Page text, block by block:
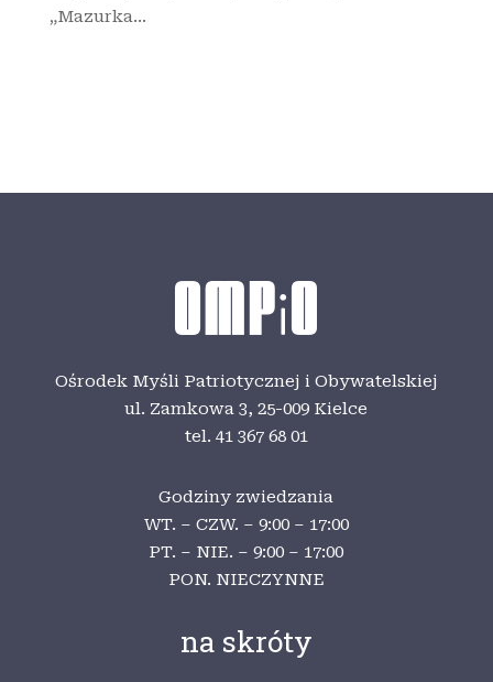
„Mazurka...
Ośrodek Myśli Patriotycznej i Obywatelskiej
ul. Zamkowa 3,25-009 Kielce
tel. 41 367 68 01
Godziny zwiedzania
WT. – CZW. – 9:00 – 17:00
PT. – NIE. – 9:00 – 17:00
PON. NIECZYNNE
na skróty